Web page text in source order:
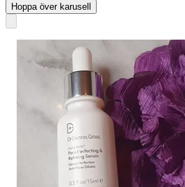
Hoppa över karusell